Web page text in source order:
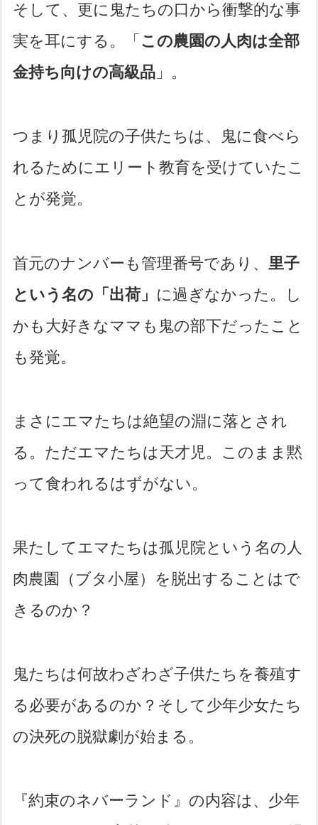
そして、更に鬼たちの口から衝撃的な事
実を耳にする。「 この農園の人肉は全部
金持ち向けの高級品 」。
つまり孤児院の子供たちは、鬼に食べら
れるためにエリート教育を受けていたこ
とが発覚。
首元のナンバーも管理番号であり、 里子
という名の「出荷」 に過ぎなかった。し
かも大好きなママも鬼の部下だったこと
も発覚。
まさにエマたちは絶望の淵に落とされ
る。ただエマたちは天才児。このまま黙
って食われるはずがない。
果たしてエマたちは孤児院という名の人
肉農園（ブタ小屋）を脱出することはで
きるのか？
鬼たちは何故わざわざ子供たちを養殖す
る必要があるのか？そして少年少女たち
の決死の脱獄劇が始まる。
『約束のネバーランド』の内容は、少年